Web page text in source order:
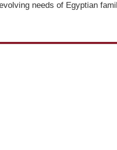
needs of Egyptian